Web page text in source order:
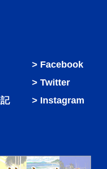
Facebook
Twitter
Instagram